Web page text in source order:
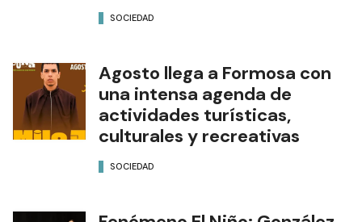
SOCIEDAD
Agosto llega a Formosa con
una intensa agenda de
actividades turísticas,
culturales y recreativas
SOCIEDAD